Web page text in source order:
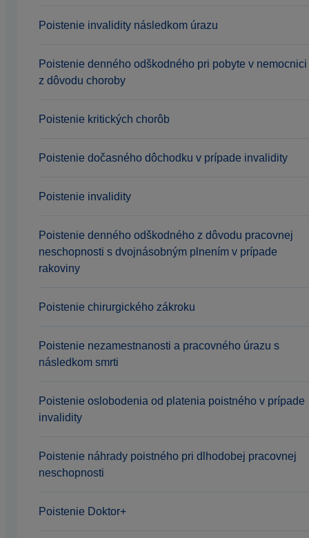
Poistenie invalidity následkom úrazu
Poistenie denného odškodného pri pobyte v nemocnici
z dôvodu choroby
Poistenie kritických chorôb
Poistenie dočasného dôchodku v prípade invalidity
Poistenie invalidity
Poistenie denného odškodného z dôvodu pracovnej
neschopnosti s dvojnásobným plnením v prípade
rakoviny
Poistenie chirurgického zákroku
Poistenie nezamestnanosti a pracovného úrazu s
následkom smrti
Poistenie oslobodenia od platenia poistného v prípade
invalidity
Poistenie náhrady poistného pri dlhodobej pracovnej
neschopnosti
Poistenie Doktor+